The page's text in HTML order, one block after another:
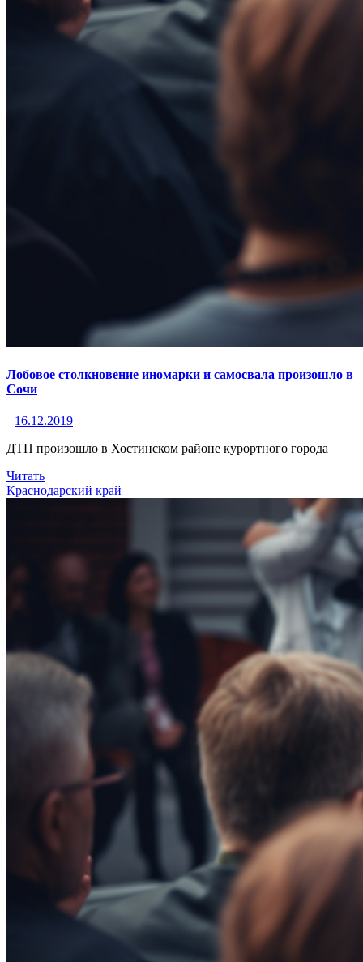
Лобовое столкновение иномарки и самосвала произошло в
Сочи
16.12.2019
ДТП произошло в Хостинском районе курортного города
Читать
Краснодарский край